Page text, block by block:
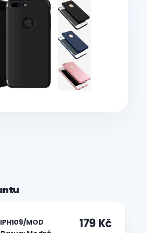
| IPH109/MOD 179 Kč